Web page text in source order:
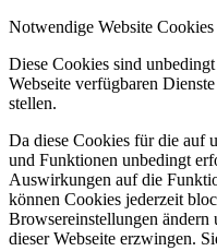
Notwendige Website Cookies
Diese Cookies sind
Webseite verfügbaren
stellen.
Da diese Cookies für die auf
und Funktionen unbedingt
Auswirkungen auf die
können Cookies jederzeit
Browsereinstellungen
dieser Webseite erzwingen.